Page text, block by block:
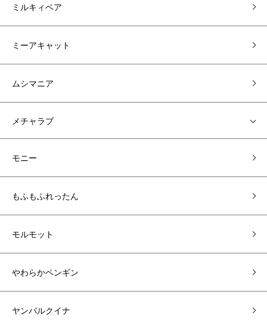
ミルキィベア
ミーアキャット
ムシマニア
メチャラブ
モニー
もふもふれったん
モルモット
やわらかペンギン
ヤンバルクイナ